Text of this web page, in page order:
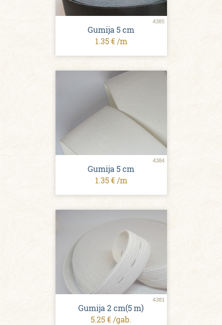
4385
Gumija 5 сm
1.35 € /m
4384
Gumija 5 сm
1.35 € /m
4381
Gumija 2 сm(5 m)
5.25 € /gab.